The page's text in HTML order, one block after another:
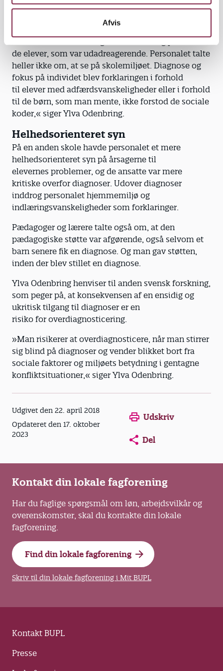
Afvis
stress og stigende krav til eleverne som en del af
de elever, som var udadreagerende. Personalet talte
heller ikke om, at se på skolemiljøet. Diagnose og
fokus på individet blev forklaringen i forhold
til elever med adfærdsvanskeligheder eller i forhold
til de børn, som man mente, ikke forstod de sociale
koder,« siger Ylva Odenbring.
Helhedsorienteret syn
På en anden skole havde personalet et mere
helhedsorienteret syn på årsagerne til
elevernes problemer, og de ansatte var mere
kritiske overfor diagnoser. Udover diagnoser
inddrog personalet hjemmemiljø og
indlæringsvanskeligheder som forklaringer.
Pædagoger og lærere talte også om, at den
pædagogiske støtte var afgørende, også selvom et
barn senere fik en diagnose. Og man gav støtten,
inden der blev stillet en diagnose.
Ylva Odenbring henviser til anden svensk forskning,
som peger på, at konsekvensen af en ensidig og
ukritisk tilgang til diagnoser er en
risiko for overdiagnosticering.
»Man risikerer at overdiagnosticere, når man stirrer
sig blind på diagnoser og vender blikket bort fra
sociale faktorer og miljøets betydning i gentagne
konfliktsituationer,« siger Ylva Odenbring.
Udgivet den 22. april 2018
Opdateret den 17. oktober
2023
Opens in a new window
Udskriv
Del
Kontakt din lokale fagforening
Har du faglige spørgsmål om løn, arbejdsvilkår og
overenskomster, skal du kontakte din lokale
fagforening.
Find din lokale fagforening
Skriv til din lokale fagforening i Mit BUPL
Kontakt BUPL
Presse